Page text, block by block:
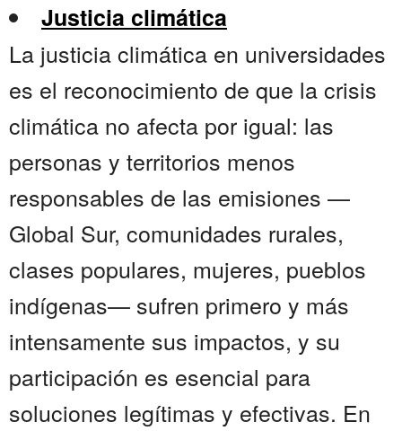
Justicia climática
La justicia climática en universidades
es el reconocimiento de que la crisis
climática no afecta por igual: las
personas y territorios menos
responsables de las emisiones —
Global Sur, comunidades rurales,
clases populares, mujeres, pueblos
indígenas— sufren primero y más
intensamente sus impactos, y su
participación es esencial para
soluciones legítimas y efectivas. En